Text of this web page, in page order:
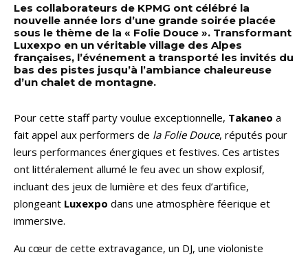
Les collaborateurs de KPMG ont célébré la
nouvelle année lors d’une grande soirée placée
sous le thème de la « Folie Douce ». Transformant
Luxexpo en un véritable village des Alpes
françaises, l’événement a transporté les invités du
bas des pistes jusqu’à l’ambiance chaleureuse
d’un chalet de montagne.
Pour cette staff party voulue exceptionnelle, Takaneo a
fait appel aux performers de la Folie Douce, réputés pour
leurs performances énergiques et festives. Ces artistes
ont littéralement allumé le feu avec un show explosif,
incluant des jeux de lumière et des feux d’artifice,
plongeant Luxexpo dans une atmosphère féerique et
immersive.
Au cœur de cette extravagance, un DJ, une violoniste